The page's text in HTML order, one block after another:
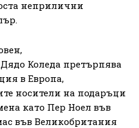
неприлични
Коледа претърпява
в Европа,
носители на подаръци
като Пер Ноел във
във Великобритания